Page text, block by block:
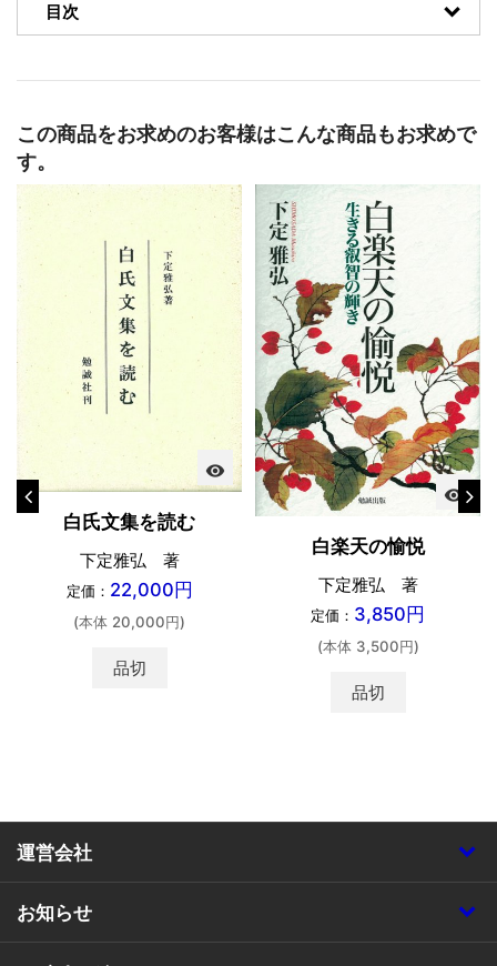
目次
この商品をお求めのお客様はこんな商品もお求めで
す。
visibility
白氏文集を読む
下定雅弘 著
定価： 22,000円
(本体 20,000円)
品切
visibility
白楽天の愉悦
下定雅弘 著
定価： 3,850円
(本体 3,500円)
品切
運営会社
お知らせ